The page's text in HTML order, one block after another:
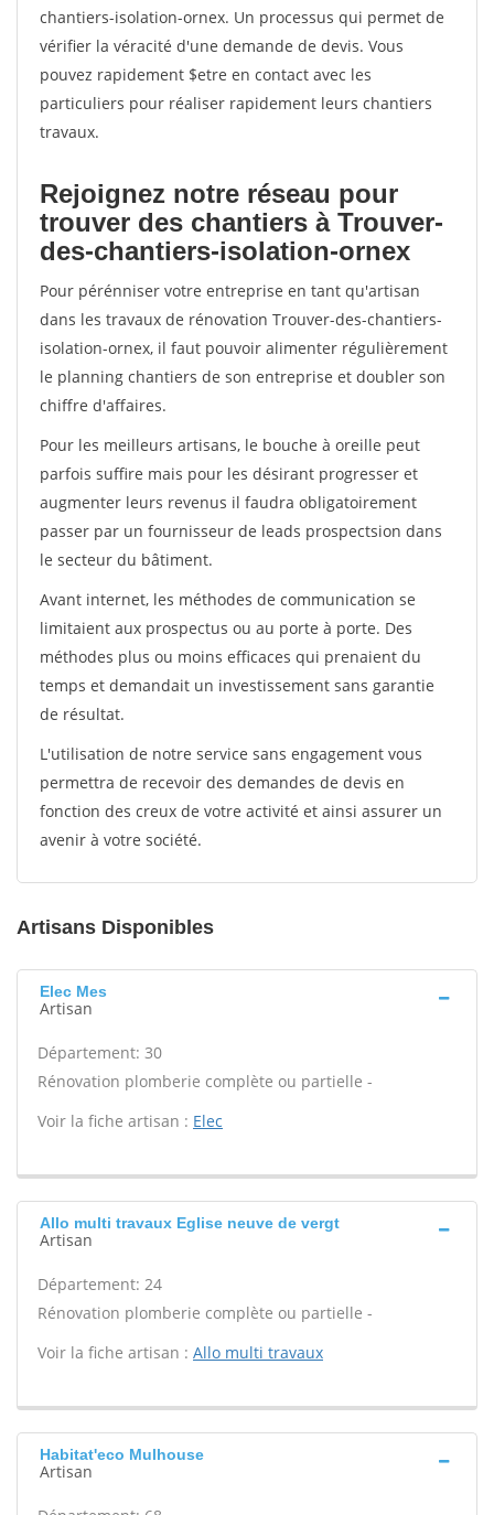
chantiers-isolation-ornex. Un processus qui permet de
vérifier la véracité d'une demande de devis. Vous
pouvez rapidement $etre en contact avec les
particuliers pour réaliser rapidement leurs chantiers
travaux.
Rejoignez notre réseau pour
trouver des chantiers à Trouver-
des-chantiers-isolation-ornex
Pour pérénniser votre entreprise en tant qu'artisan
dans les travaux de rénovation Trouver-des-chantiers-
isolation-ornex, il faut pouvoir alimenter régulièrement
le planning chantiers de son entreprise et doubler son
chiffre d'affaires.
Pour les meilleurs artisans, le bouche à oreille peut
parfois suffire mais pour les désirant progresser et
augmenter leurs revenus il faudra obligatoirement
passer par un fournisseur de leads prospectsion dans
le secteur du bâtiment.
Avant internet, les méthodes de communication se
limitaient aux prospectus ou au porte à porte. Des
méthodes plus ou moins efficaces qui prenaient du
temps et demandait un investissement sans garantie
de résultat.
L'utilisation de notre service sans engagement vous
permettra de recevoir des demandes de devis en
fonction des creux de votre activité et ainsi assurer un
avenir à votre société.
Artisans Disponibles
Elec Mes
Artisan
Département: 30
Rénovation plomberie complète ou partielle -
Voir la fiche artisan : Elec
Allo multi travaux Eglise neuve de vergt
Artisan
Département: 24
Rénovation plomberie complète ou partielle -
Voir la fiche artisan : Allo multi travaux
Habitat'eco Mulhouse
Artisan